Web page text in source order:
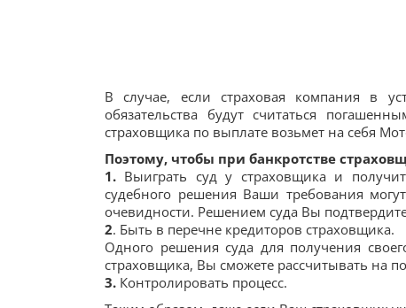
В случае, если страховая компания в
обязательства будут считаться
страховщика по выплате возьмет на себя
Поэтому, чтобы при банкротстве
1. Выиграть суд у страховщика и
судебного решения Ваши требования
очевидности. Решением суда Вы
2. Быть в перечне кредиторов страховщика.
Одного решения суда для получения
страховщика, Вы сможете рассчитывать на
3. Контролировать процесс.